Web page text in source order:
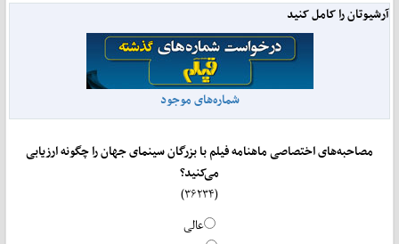
آرشیوتان را کامل کنید
شماره‌های موجود
مصاحبه‌های اختصاصی ماهنامه فیلم با بزرگان سینمای جهان را چگونه ارزیابی
می‌کنید؟
عالی